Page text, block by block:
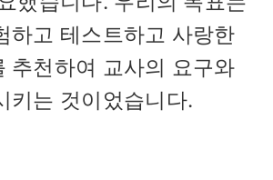
하고 테스트하고 사랑한
추천하여 교사의 요구와
키는 것이었습니다.